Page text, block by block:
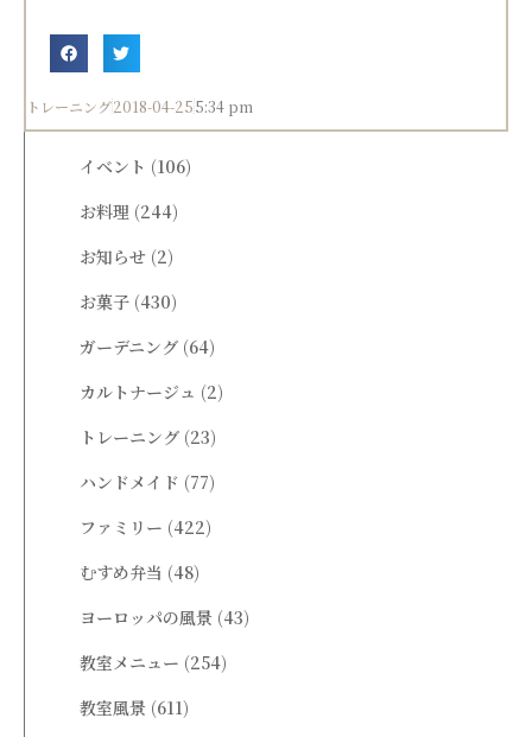
トレーニング2018-04-255:34 pm
イベント (106)
お料理 (244)
お知らせ (2)
お菓子 (430)
ガーデニング (64)
カルトナージュ (2)
トレーニング (23)
ハンドメイド (77)
ファミリー (422)
むすめ弁当 (48)
ヨーロッパの風景 (43)
教室メニュー (254)
教室風景 (611)